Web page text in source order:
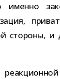
сто­роны,